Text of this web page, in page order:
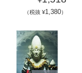
（税抜 ¥1,380）